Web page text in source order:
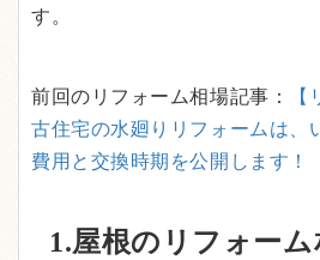
す。
前回のリフォーム相場記事：
古住宅の水廻りリフォームは、
費用と交換時期を公開します！
1.屋根のリフォー